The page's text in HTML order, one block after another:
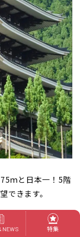
ｍと日本一！5階
できます。
NEWS 特集